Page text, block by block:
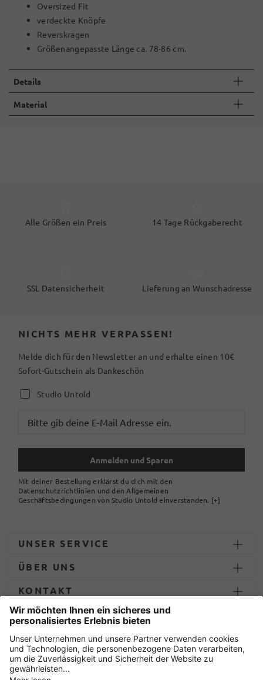
Oversized Fit
verdeckte Knöpfe
Reverskragen
Größenangepasste Länge ca. 78-86 cm.
Details
Material
Alle Größen ein Preis 14 Tage Rückgaberecht
SSL Datensicherheit Lieferung an Wunschadresse
NICHTS MEHR VERPASSEN!
Melde dich für den Newsletter an und erhalte einen 10€
Sofort-Gutschein als Dankeschön
Studio Untold
Anmelden und Sparen
Mit deiner Bestellung erklärst du dich mit den
Datenschutzrichtlinien und den Allgemeinen
Geschäftsbedingungen von Studio Untold einverstanden. [+]
UNSER SERVICE
ÜBER UNS
KONTAKT
ZAHLUNG UND LIEFERUNG
Sicher einkaufen mit